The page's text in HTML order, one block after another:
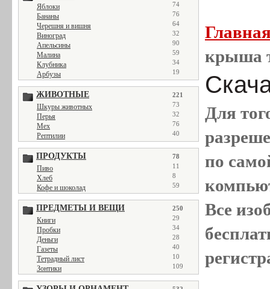
Яблоки 74
Бананы 76
Черешня и вишня 64
Виноград 32
Апельсины 90
Малина 59
Клубника 34
Арбузы 19
ЖИВОТНЫЕ 221
Шкуры животных 73
Перья 32
Мех 76
Рептилии 40
ПРОДУКТЫ 78
Пиво 11
Хлеб 8
Кофе и шоколад 59
ПРЕДМЕТЫ И ВЕЩИ 250
Книги 29
Пробки 34
Деньги 28
Газеты 40
Тетрадный лист 10
Зонтики 109
крыша
Для
по
Все